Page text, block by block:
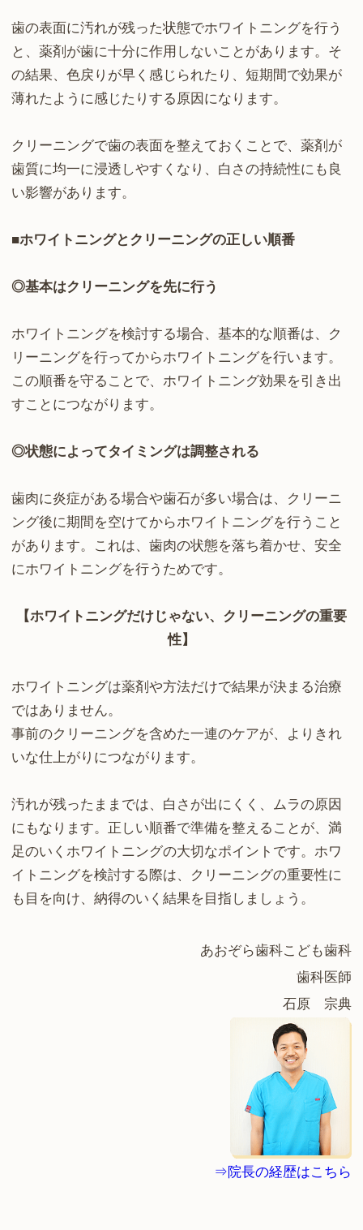
歯の表面に汚れが残った状態でホワイトニングを行う
と、薬剤が歯に十分に作用しないことがあります。そ
の結果、色戻りが早く感じられたり、短期間で効果が
薄れたように感じたりする原因になります。
クリーニングで歯の表面を整えておくことで、薬剤が
歯質に均一に浸透しやすくなり、白さの持続性にも良
い影響があります。
■ホワイトニングとクリーニングの正しい順番
◎基本はクリーニングを先に行う
ホワイトニングを検討する場合、基本的な順番は、ク
リーニングを行ってからホワイトニングを行います。
この順番を守ることで、ホワイトニング効果を引き出
すことにつながります。
◎状態によってタイミングは調整される
歯肉に炎症がある場合や歯石が多い場合は、クリーニ
ング後に期間を空けてからホワイトニングを行うこと
があります。これは、歯肉の状態を落ち着かせ、安全
にホワイトニングを行うためです。
【ホワイトニングだけじゃない、クリーニングの重要
性】
ホワイトニングは薬剤や方法だけで結果が決まる治療
ではありません。
事前のクリーニングを含めた一連のケアが、よりきれ
いな仕上がりにつながります。
汚れが残ったままでは、白さが出にくく、ムラの原因
にもなります。正しい順番で準備を整えることが、満
足のいくホワイトニングの大切なポイントです。ホワ
イトニングを検討する際は、クリーニングの重要性に
も目を向け、納得のいく結果を目指しましょう。
あおぞら歯科こども歯科
歯科医師
石原 宗典
⇒院長の経歴はこちら